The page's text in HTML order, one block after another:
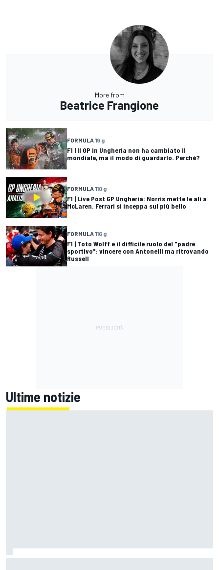
More from
Beatrice Frangione
FORMULA 19 g
F1 | Il GP in Ungheria non ha cambiato il
mondiale, ma il modo di guardarlo. Perché?
FORMULA 110 g
F1 | Live Post GP Ungheria: Norris mette le ali a
McLaren. Ferrari si inceppa sul più bello
FORMULA 116 g
F1 | Toto Wolff e il difficile ruolo del "padre
sportivo": vincere con Antonelli ma ritrovando
Russell
Ultime notizie